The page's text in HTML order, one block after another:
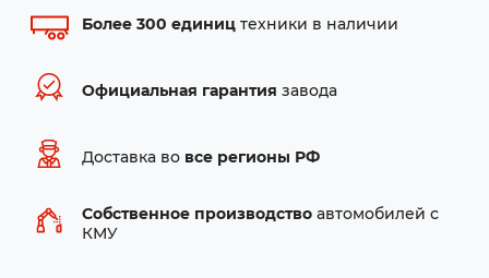
Более 300 единиц техники в наличии
Официальная гарантия завода
Доставка во все регионы РФ
Собственное производство автомобилей с
КМУ